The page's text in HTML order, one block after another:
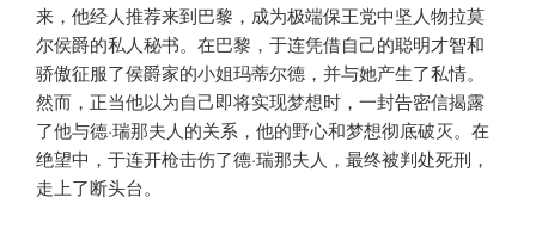
来，他经人推荐来到巴黎，成为极端保王党中坚人物拉莫
尔侯爵的私人秘书。在巴黎，于连凭借自己的聪明才智和
骄傲征服了侯爵家的小姐玛蒂尔德，并与她产生了私情。
然而，正当他以为自己即将实现梦想时，一封告密信揭露
了他与德·瑞那夫人的关系，他的野心和梦想彻底破灭。在
绝望中，于连开枪击伤了德·瑞那夫人，最终被判处死刑，
走上了断头台。